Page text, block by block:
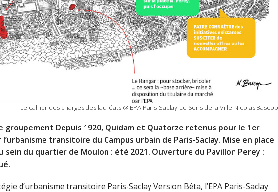
Le cahier des charges des lauréats @ EPA Paris-Saclay-Le Sens de la Ville-Nicolas Bascop
groupement Depuis 1920, Quidam et Quatorze retenus pour le 1er
transitoire du Campus urbain de Paris-Saclay. Mise en place
sein du quartier de Moulon : été 2021. Ouverture du Pavillon Perey :
d’urbanisme transitoire Paris-Saclay Version Bêta, l’EPA Paris-Saclay